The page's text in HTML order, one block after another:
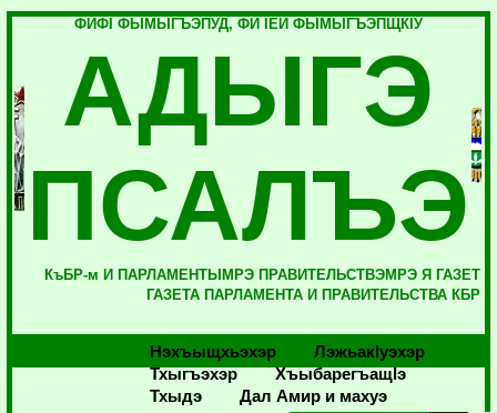
ФИФI ФЫМЫГЪЭПУД, ФИ IЕЙ ФЫМЫГЪЭПЩКIУ
АДЫГЭ
ПСАЛЪЭ
КъБР-м И ПАРЛАМЕНТЫМРЭ ПРАВИТЕЛЬСТВЭМРЭ Я ГАЗЕТ
ГАЗЕТА ПАРЛАМЕНТА И ПРАВИТЕЛЬСТВА КБР
Нэхъыщхьэхэр
Лэжьакlуэхэр
Тхыгъэхэр
Хъыбарегъащlэ
Тхыдэ
Дал Амир и махуэ